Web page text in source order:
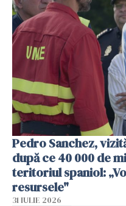
Pedro Sanchez,
după ce 40 000 de
teritoriul spaniol:
resursele"
31 IULIE 2026